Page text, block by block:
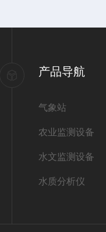
产品导航
气象站
农业监测设备
水文监测设备
水质分析仪